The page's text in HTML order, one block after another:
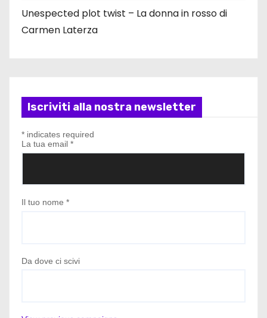
Unespected plot twist – La donna in rosso di
Carmen Laterza
Iscriviti alla nostra newsletter
* indicates required
La tua email *
Il tuo nome *
Da dove ci scivi